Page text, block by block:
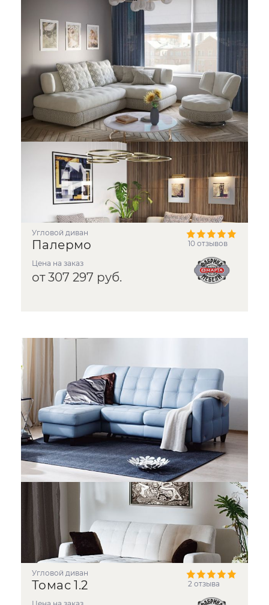
угловой диван
Палермо
Цена на заказ
от 307 297 руб.
10 отзывов
угловой диван
Томас 1.2 2 отзыва